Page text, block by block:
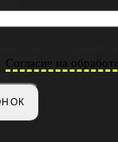
Согласие на